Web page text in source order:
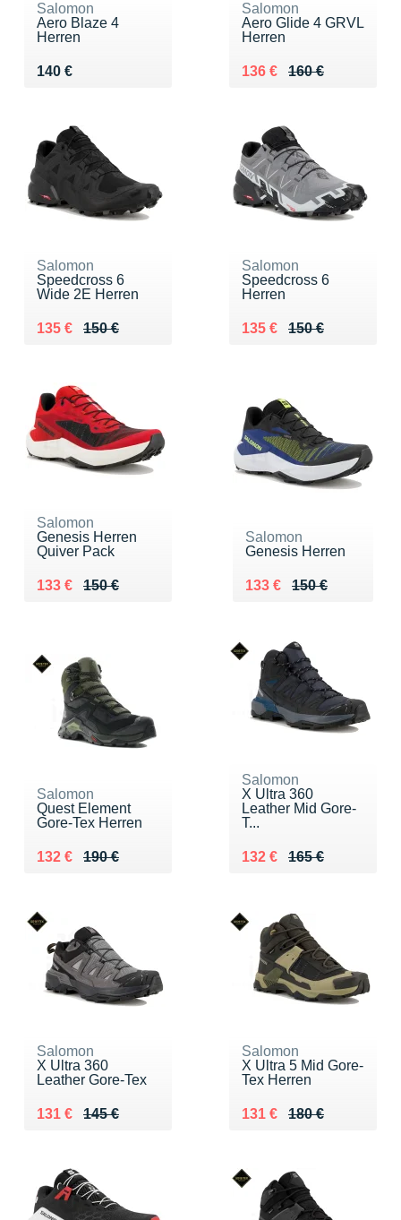
Salomon
Aero Blaze 4
Herren
140 €
Vendu 140 €
Salomon
Aero Glide 4 GRVL
Herren
160 €
Au lieu de 160 €
136 €
Vendu 136 €
Salomon
Speedcross 6
Wide 2E Herren
150 €
Au lieu de 150 €
135 €
Vendu 135 €
Salomon
Speedcross 6
Herren
150 €
Au lieu de 150 €
135 €
Vendu 135 €
Salomon
Genesis Herren
Quiver Pack
150 €
Au lieu de 150 €
133 €
Vendu 133 €
Salomon
Genesis Herren
150 €
Au lieu de 150 €
133 €
Vendu 133 €
Salomon
Quest Element
Gore-Tex Herren
190 €
Au lieu de 190 €
132 €
Vendu 132 €
Salomon
X Ultra 360
Leather Mid Gore-
T...
165 €
Au lieu de 165 €
132 €
Vendu 132 €
Salomon
X Ultra 360
Leather Gore-Tex
145 €
Au lieu de 145 €
131 €
Vendu 131 €
Salomon
X Ultra 5 Mid Gore-
Tex Herren
180 €
Au lieu de 180 €
131 €
Vendu 131 €